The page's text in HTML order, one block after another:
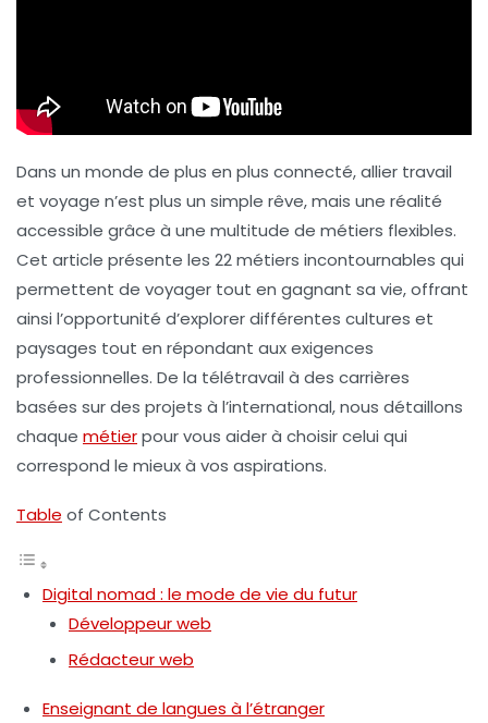
Dans un monde de plus en plus connecté, allier travail
et voyage n’est plus un simple rêve, mais une réalité
accessible grâce à une multitude de métiers flexibles.
Cet article présente les 22 métiers incontournables qui
permettent de voyager tout en gagnant sa vie, offrant
ainsi l’opportunité d’explorer différentes cultures et
paysages tout en répondant aux exigences
professionnelles. De la télétravail à des carrières
basées sur des projets à l’international, nous détaillons
chaque métierpour vous aider à choisir celui qui
correspond le mieux à vos aspirations.
Table of Contents
Digital nomad : le mode de vie du futur
Développeur web
Rédacteur web
Enseignant de langues à l’étranger